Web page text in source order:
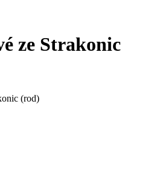
ze Strakonic
(rod)